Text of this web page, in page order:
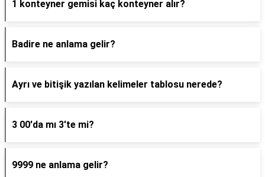
1 konteyner gemisi kaç konteyner alır?
Badire ne anlama gelir?
Ayrı ve bitişik yazılan kelimeler tablosu nerede?
3 00'da mı 3'te mi?
9999 ne anlama gelir?